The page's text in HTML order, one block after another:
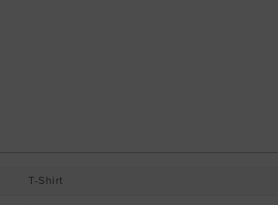
T-Shirt